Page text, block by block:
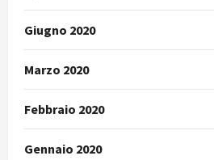
Giugno 2020
Marzo 2020
Febbraio 2020
Gennaio 2020